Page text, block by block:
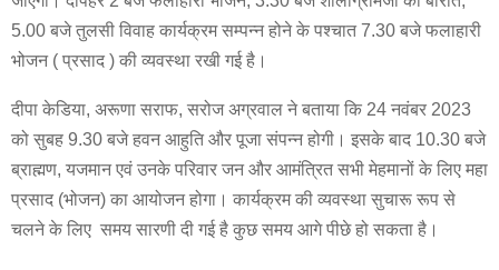
5.00 बजे तुलसी विवाह कार्यक्रम सम्पन्न होने के पश्चात 7.30 बजे फलाहारी
भोजन ( प्रसाद ) की व्यवस्था रखी गई है।
दीपा केडिया, अरूणा सराफ, सरोज अग्रवाल ने बताया कि 24 नवंबर 2023
को सुबह 9.30 बजे हवन आहुति और पूजा संपन्न होगी। इसके बाद 10.30 बजे
ब्राह्मण, यजमान एवं उनके परिवार जन और आमंत्रित सभी मेहमानों के लिए महा
प्रसाद (भोजन) का आयोजन होगा। कार्यक्रम की व्यवस्था सुचारू रूप से
चलने के लिए समय सारणी दी गई है कुछ समय आगे पीछे हो सकता है।